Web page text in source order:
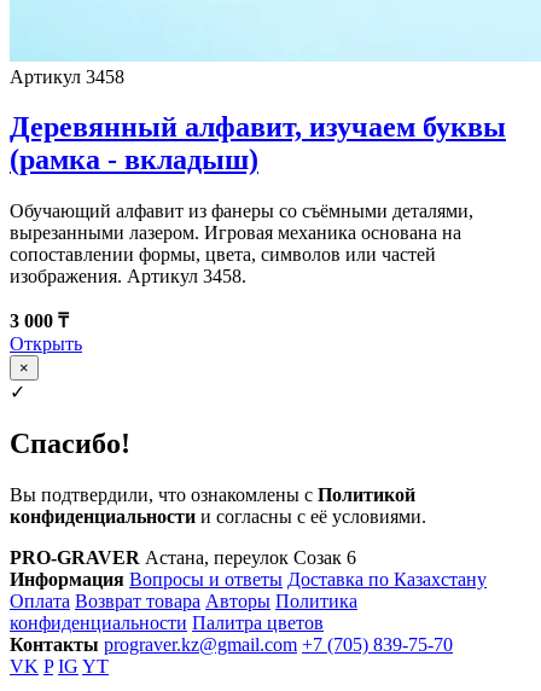
Артикул 3458
Деревянный алфавит, изучаем буквы
(рамка - вкладыш)
Обучающий алфавит из фанеры со съёмными деталями,
вырезанными лазером. Игровая механика основана на
сопоставлении формы, цвета, символов или частей
изображения. Артикул 3458.
3 000 ₸
Открыть
×
✓
Спасибо!
Вы подтвердили, что ознакомлены с Политикой
конфиденциальности и согласны с её условиями.
PRO-GRAVER Астана, переулок Созак 6
Информация Вопросы и ответы Доставка по Казахстану
Оплата Возврат товара Авторы Политика
конфиденциальности Палитра цветов
Контакты prograver.kz@gmail.com +7 (705) 839-75-70
VK P IG YT